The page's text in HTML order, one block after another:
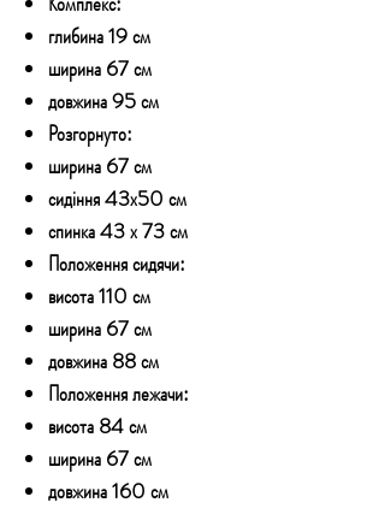
глибина 19 см
ширина 67 см
довжина 95 см
Розгорнуто:
ширина 67 см
сидіння 43х50 см
спинка 43 х 73 см
Положення сидячи:
висота 110 см
ширина 67 см
довжина 88 см
Положення лежачи:
висота 84 см
ширина 67 см
довжина 160 см